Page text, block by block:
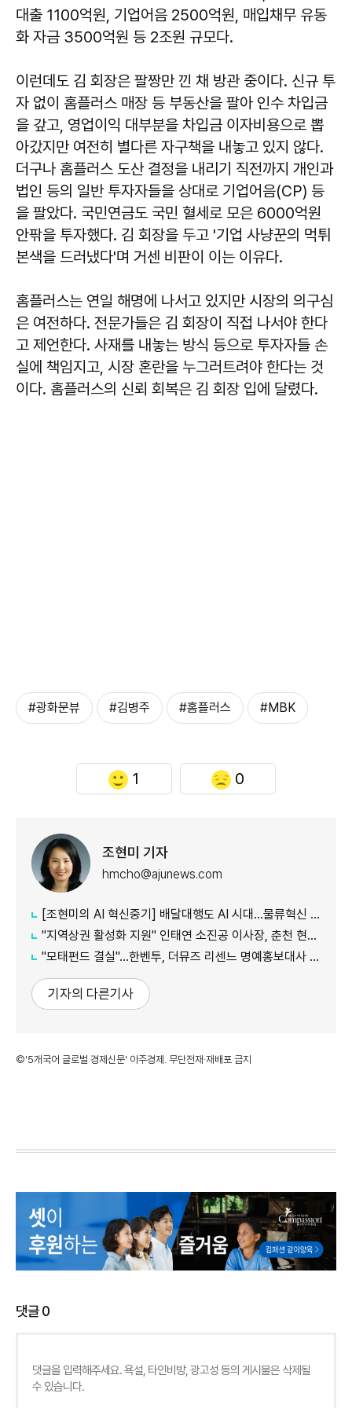
대출 1100억원, 기업어음 2500억원, 매입채무 유동
화 자금 3500억원 등 2조원 규모다.
이런데도 김 회장은 팔짱만 낀 채 방관 중이다. 신규 투
자 없이 홈플러스 매장 등 부동산을 팔아 인수 차입금
을 갚고, 영업이익 대부분을 차입금 이자비용으로 뽑
아갔지만 여전히 별다른 자구책을 내놓고 있지 않다.
더구나 홈플러스 도산 결정을 내리기 직전까지 개인과
법인 등의 일반 투자자들을 상대로 기업어음(CP) 등
을 팔았다. 국민연금도 국민 혈세로 모은 6000억원
안팎을 투자했다. 김 회장을 두고 '기업 사냥꾼의 먹튀
본색을 드러냈다'며 거센 비판이 이는 이유다.
홈플러스는 연일 해명에 나서고 있지만 시장의 의구심
은 여전하다. 전문가들은 김 회장이 직접 나서야 한다
고 제언한다. 사재를 내놓는 방식 등으로 투자자들 손
실에 책임지고, 시장 혼란을 누그러트려야 한다는 것
이다. 홈플러스의 신뢰 회복은 김 회장 입에 달렸다.
#광화문뷰 #김병주 #홈플러스 #MBK
1 0
조현미 기자
hmcho@ajunews.com
[조현미의 AI 혁신중기] 배달대행도 AI 시대…물류혁신 선도하는 부릉
"지역상권 활성화 지원" 인태연 소진공 이사장, 춘천 현장방문
"모태펀드 결실"…한벤투, 더뮤즈 리센느 명예홍보대사 임명
기자의 다른기사
©'5개국어 글로벌 경제신문' 아주경제. 무단전재·재배포 금지
댓글0